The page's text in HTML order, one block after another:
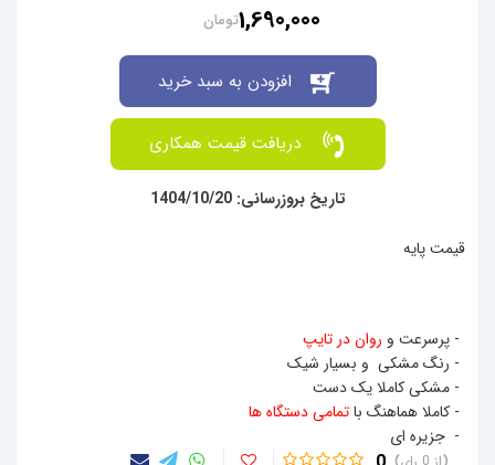
- پرسرعت و روان در تایپ
- رنگ مشکی و بسیار شیک
- مشکی کاملا یک دست
- کاملا هماهنگ باتمامی دستگاه ها
- جزیره ای
قیمت پایه
1,690,000تومان
تاریخ بروزرسانی: 1404/10/20
افزودن به سبد خرید
دریافت قیمت همکاری